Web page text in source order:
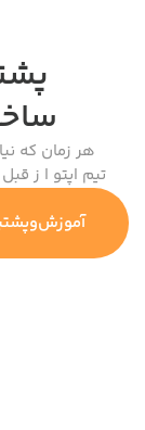
هر زمان که
تیم اپتو ا ز